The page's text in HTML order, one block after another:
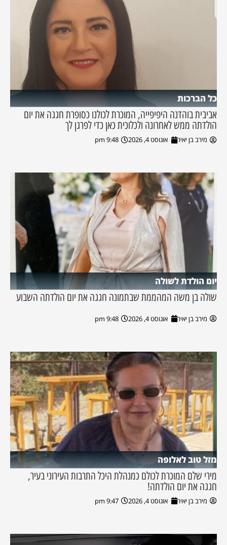
כל הברכות
אביבית בוהדנה היפיפייה, המוכרת לכולנו כסופרת חגגה את יום
הולדתה ממש לאחרונה ולכלוכית כאן כדי לפרגן לך
מירב בן יאיר אוגוסט 4, 2026 9:48 pm
יום הולדת לשולה
שולה בן משה המהממת שבתמונה חגגה את יום הולדתה השבוע
מירב בן יאיר אוגוסט 4, 2026 9:48 pm
מזל טוב לאלופה
מירי שלם המוכרת לכולם כמנהלת היכל התרבות העירוני בעיר,
חגגה את יום הולדתה!
מירב בן יאיר אוגוסט 4, 2026 9:47 pm